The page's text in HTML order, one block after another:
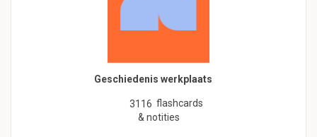
Geschiedenis werkplaats
3116 flashcards
& notities